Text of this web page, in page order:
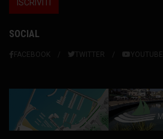
SOCIAL
FACEBOOK TWITTER YOUTUBE